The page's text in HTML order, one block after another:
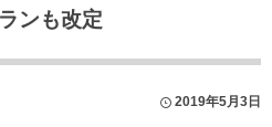
ンも改定
2019年5月3日